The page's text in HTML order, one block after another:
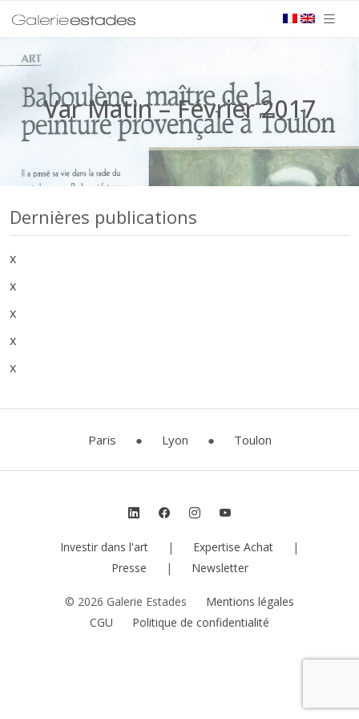
Var Matin – Février 2017
Dernières publications
x
x
x
x
x
Paris ● Lyon ● Toulon
Investir dans l'art | Expertise Achat
|
Presse
| Newsletter
© 2026 Galerie Estades
Mentions légales
CGU
Politique de confidentialité